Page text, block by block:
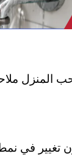
تغيير في